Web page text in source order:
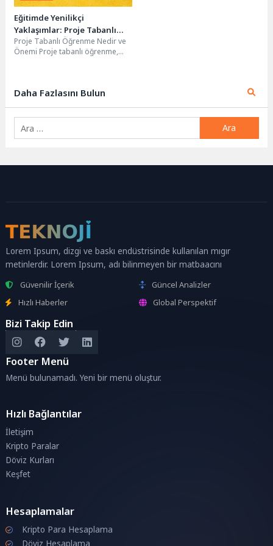
Eğitimde Yenilikçi
Yaklaşımlar: Proje Tabanlı
Öğrenme
Proje Tabanlı Öğrenme Nedir ve
Önemi Proje tabanlı öğrenme,
Daha Fazlasını Bulun
Lorem Ipsum, dizgi ve baskı endüstrisinde kullanılan mıgır
metinlerdir. Lorem Ipsum, adı bilinmeyen bir matbaacını
Güvenilir İçerik
Güncel Analizler
Hızlı Haberler
Global Perspektif
Bizi Takip Edin
Footer Menü
Menü bulunamadı. Yeni bir menü oluştur.
Hızlı Bağlantılar
İletişim
Kripto Paralar
Döviz Kurları
Keşfet
Hesaplamalar
Kripto Para Hesaplama